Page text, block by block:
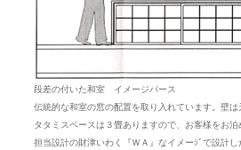
段差の付いた和室 イメージパース
伝統的な和室の窓の配置を取り入れています。壁は
タタミスペースは３畳ありますので、お客様をお泊
担当設計の財津いわく『ＷＡ』なイメーｼﾞで設計し